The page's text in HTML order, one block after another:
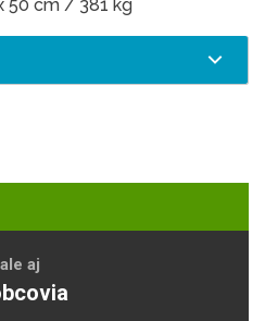
50 cm / 381 kg
aj